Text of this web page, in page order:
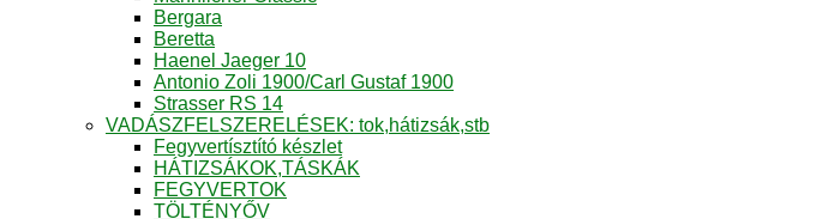
Bergara
Beretta
Haenel Jaeger 10
Antonio Zoli 1900/Carl Gustaf 1900
Strasser RS 14
VADÁSZFELSZERELÉSEK: tok,hátizsák,stb
Fegyvertísztító készlet
HÁTIZSÁKOK,TÁSKÁK
FEGYVERTOK
TÖLTÉNYŐV